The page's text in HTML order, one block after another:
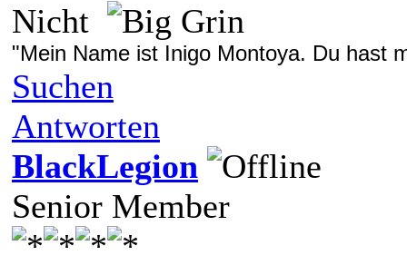
Nicht
"Mein Name ist Inigo Montoya. Du hast
Suchen
Antworten
BlackLegion
Senior Member